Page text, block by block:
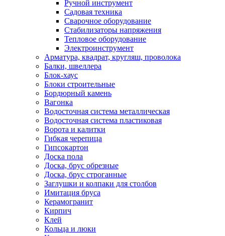
Ручной инструмент
Садовая техника
Сварочное оборудование
Стабилизаторы напряжения
Тепловое оборудование
Электроинструмент
Арматура, квадрат, кругляш, проволока
Балки, швеллера
Блок-хаус
Блоки строительные
Бордюрный камень
Вагонка
Водосточная система металлическая
Водосточная система пластиковая
Ворота и калитки
Гибкая черепица
Гипсокартон
Доска пола
Доска, брус обрезные
Доска, брус строганные
Заглушки и колпаки для столбов
Имитация бруса
Керамогранит
Кирпич
Клей
Кольца и люки